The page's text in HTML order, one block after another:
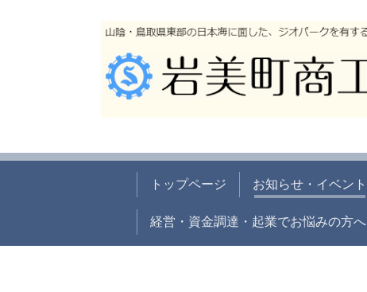
トップページ お知らせ・イベント
経営・資金調達・起業でお悩みの方へ